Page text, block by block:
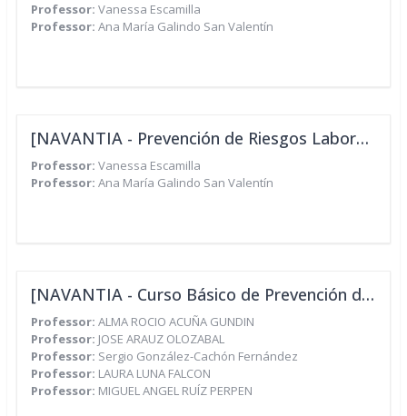
Professor: Vanessa Escamilla
Professor: Ana María Galindo San Valentín
[NAVANTIA - Prevención de Riesgos Laborales para Personal de Oficinas de Empresas del Sector de Metal]
Professor: Vanessa Escamilla
Professor: Ana María Galindo San Valentín
[NAVANTIA - Curso Básico de Prevención de Riesgos Laborales - ESPECIALIDAD - CNAE 30.1 Y 33.15 - 50h]
Professor: ALMA ROCIO ACUÑA GUNDIN
Professor: JOSE ARAUZ OLOZABAL
Professor: Sergio González-Cachón Fernández
Professor: LAURA LUNA FALCON
Professor: MIGUEL ANGEL RUÍZ PERPEN